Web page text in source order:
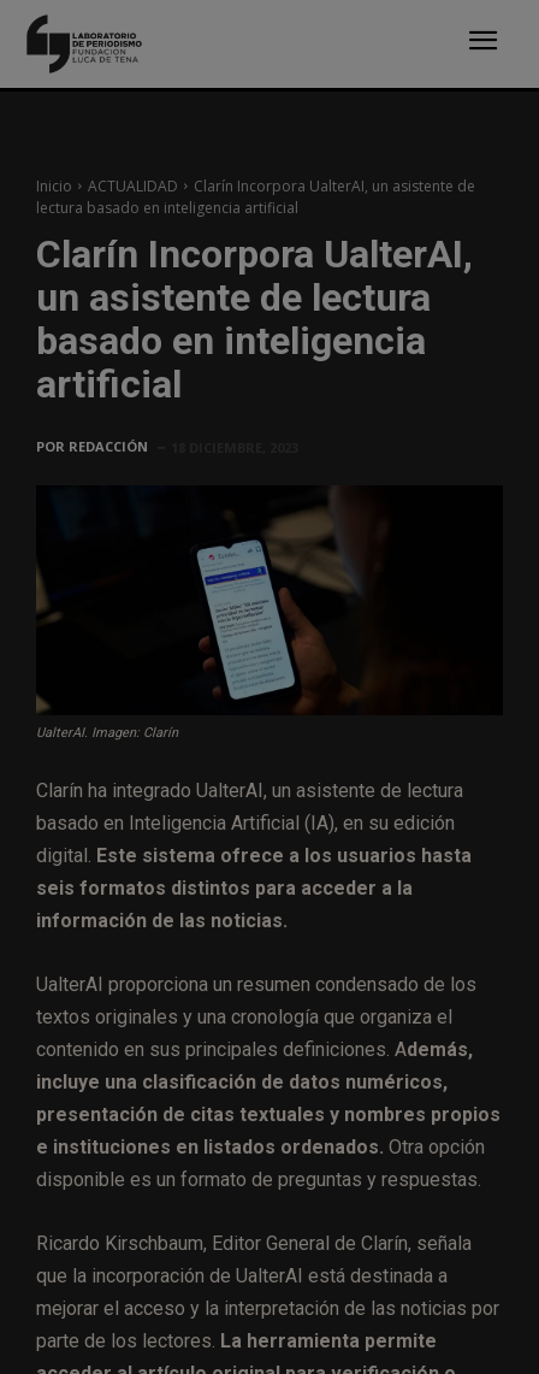
Inicio ACTUALIDAD
Clarín Incorpora UalterAI, un asistente de
lectura basado en inteligencia artificial
Clarín Incorpora UalterAI,
un asistente de lectura
basado en inteligencia
artificial
POR REDACCIÓN
UalterAI. Imagen: Clarín
Clarín ha integrado UalterAI, un asistente de lectura
basado en Inteligencia Artificial (IA), en su edición
digital. Este sistema ofrece a los usuarios hasta
seis formatos distintos para acceder a la
información de las noticias.
UalterAI proporciona un resumen condensado de los
textos originales y una cronología que organiza el
contenido en sus principales definiciones. Además,
incluye una clasificación de datos numéricos,
presentación de citas textuales y nombres propios
e instituciones en listados ordenados. Otra opción
disponible es un formato de preguntas y respuestas.
Ricardo Kirschbaum, Editor General de Clarín, señala
que la incorporación de UalterAI está destinada a
mejorar el acceso y la interpretación de las noticias por
parte de los lectores. La herramienta permite